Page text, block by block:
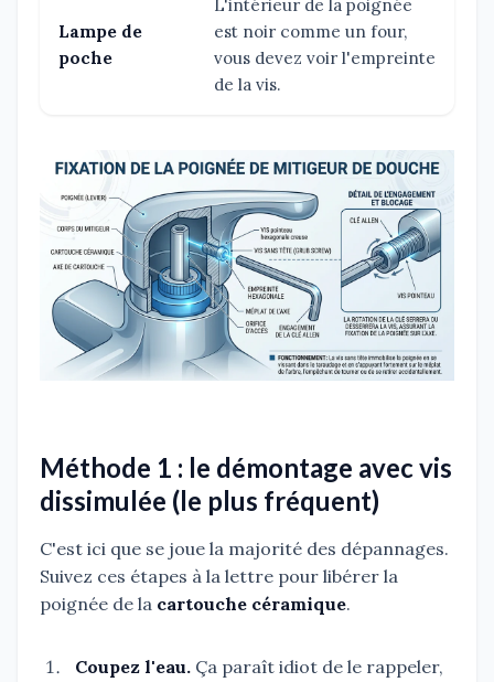
Lampe de
poche
L'intérieur de la poignée
est noir comme un four,
vous devez voir l'empreinte
de la vis.
Méthode 1 : le démontage avec vis
dissimulée (le plus fréquent)
C'est ici que se joue la majorité des dépannages.
Suivez ces étapes à la lettre pour libérer la
poignée de la cartouche céramique.
Coupez l'eau. Ça paraît idiot de le rappeler,